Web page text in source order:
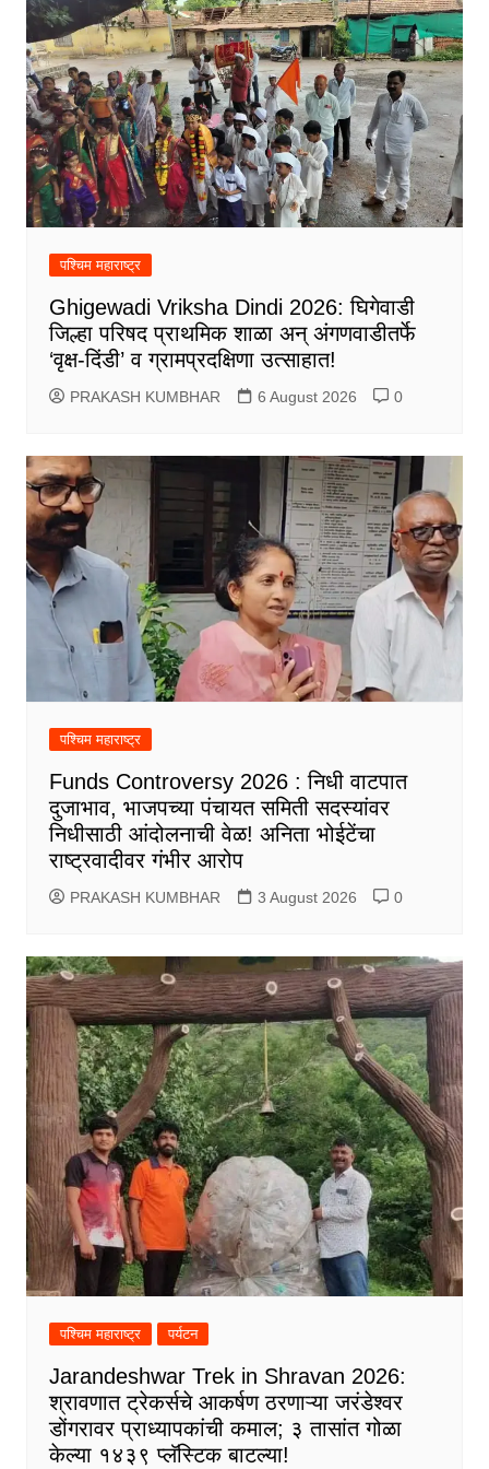
पश्चिम महाराष्ट्र
Ghigewadi Vriksha Dindi 2026: घिगेवाडी
जिल्हा परिषद प्राथमिक शाळा अन् अंगणवाडीतर्फे
‘वृक्ष-दिंडी’ व ग्रामप्रदक्षिणा उत्साहात!
PRAKASH KUMBHAR 6 August 2026 0
पश्चिम महाराष्ट्र
Funds Controversy 2026 : निधी वाटपात
दुजाभाव, भाजपच्या पंचायत समिती सदस्यांवर
निधीसाठी आंदोलनाची वेळ! अनिता भोईटेंचा
राष्ट्रवादीवर गंभीर आरोप
PRAKASH KUMBHAR 3 August 2026 0
पश्चिम महाराष्ट्र पर्यटन
Jarandeshwar Trek in Shravan 2026:
श्रावणात ट्रेकर्सचे आकर्षण ठरणाऱ्या जरंडेश्वर
डोंगरावर प्राध्यापकांची कमाल; ३ तासांत गोळा
केल्या १४३९ प्लॅस्टिक बाटल्या!